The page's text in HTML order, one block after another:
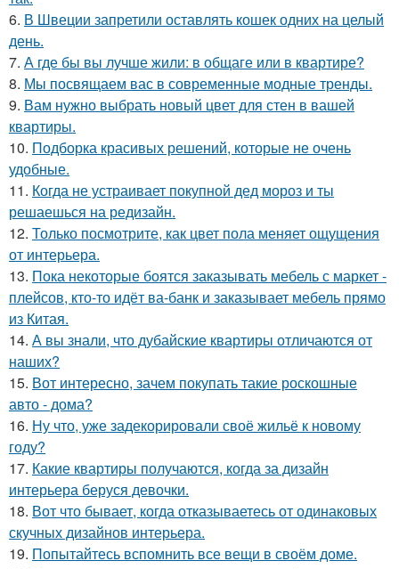
6. В Швеции запретили оставлять кошек одних на целый
день.
7. А где бы вы лучше жили: в общаге или в квартире?
8. Мы посвящаем вас в современные модные тренды.
9. Вам нужно выбрать новый цвет для стен в вашей
квартиры.
10. Подборка красивых решений, которые не очень
удобные.
11. Когда не устраивает покупной дед мороз и ты
решаешься на редизайн.
12. Только посмотрите, как цвет пола меняет ощущения
от интерьера.
13. Пока некоторые боятся заказывать мебель с маркет -
плейсов, кто-то идёт ва-банк и заказывает мебель прямо
из Китая.
14. А вы знали, что дубайские квартиры отличаются от
наших?
15. Вот интересно, зачем покупать такие роскошные
авто - дома?
16. Ну что, уже задекорировали своё жильё к новому
году?
17. Какие квартиры получаются, когда за дизайн
интерьера беруся девочки.
18. Вот что бывает, когда отказываетесь от одинаковых
скучных дизайнов интерьера.
19. Попытайтесь вспомнить все вещи в своём доме.